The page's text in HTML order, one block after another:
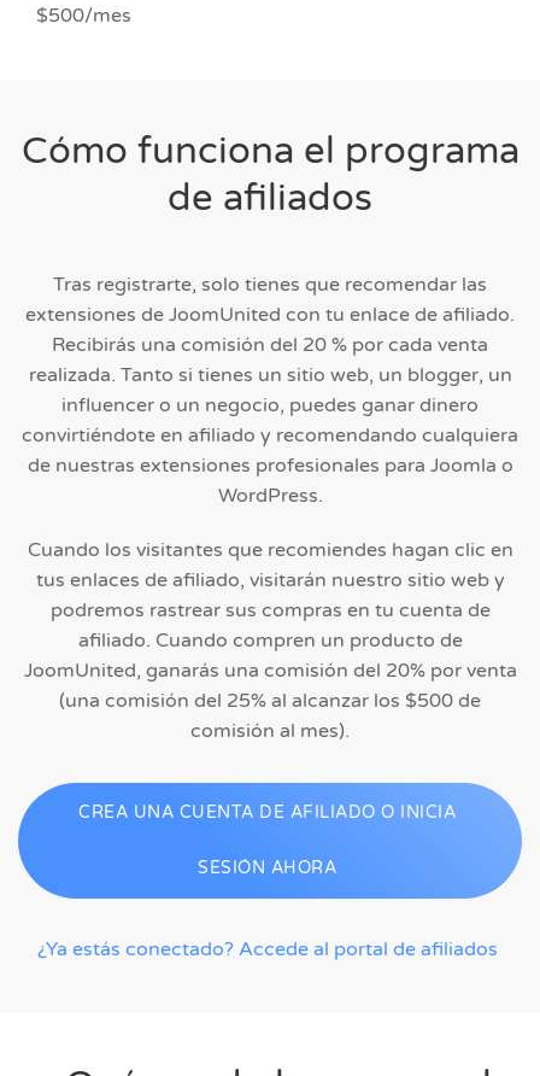
$500/mes
Cómo funciona el programa
de afiliados
Tras registrarte, solo tienes que recomendar las
extensiones de JoomUnited con tu enlace de afiliado.
Recibirás una comisión del 20 % por cada venta
realizada. Tanto si tienes un sitio web, un blogger, un
influencer o un negocio, puedes ganar dinero
convirtiéndote en afiliado y recomendando cualquiera
de nuestras extensiones profesionales para Joomla o
WordPress.
Cuando los visitantes que recomiendes hagan clic en
tus enlaces de afiliado, visitarán nuestro sitio web y
podremos rastrear sus compras en tu cuenta de
afiliado. Cuando compren un producto de
JoomUnited, ganarás una comisión del 20% por venta
(una comisión del 25% al ​​alcanzar los $500 de
comisión al mes).
CREA UNA CUENTA DE AFILIADO O INICIA
SESIÓN AHORA
¿Ya estás conectado? Accede al portal de afiliados